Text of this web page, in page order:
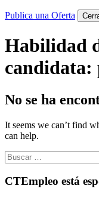
Publica una Oferta
Habilidad
candidata:
No se ha
It seems we can’t find
can help.
Buscar:
CTEmpleo está